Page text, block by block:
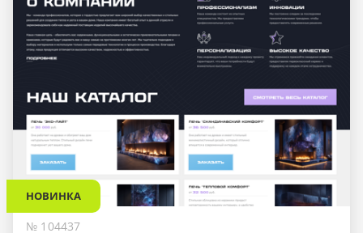
НОВИНКА
№ 104437